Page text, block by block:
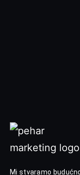
Mi stvaramo